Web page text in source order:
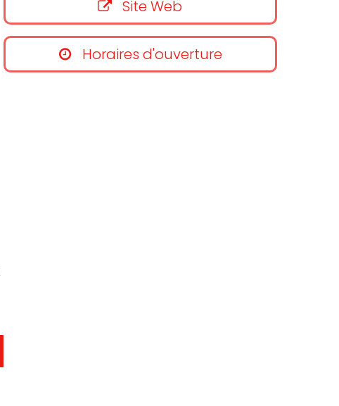
Site Web
Horaires d'ouverture